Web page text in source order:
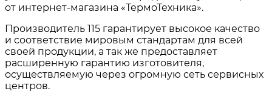
от интернет-магазина «ТермоТехника».
Производитель 115 гарантирует высокое качество
и соответствие мировым стандартам для всей
своей продукции, а так же предоставляет
расширенную гарантию изготовителя,
осуществляемую через огромную сеть сервисных
центров.